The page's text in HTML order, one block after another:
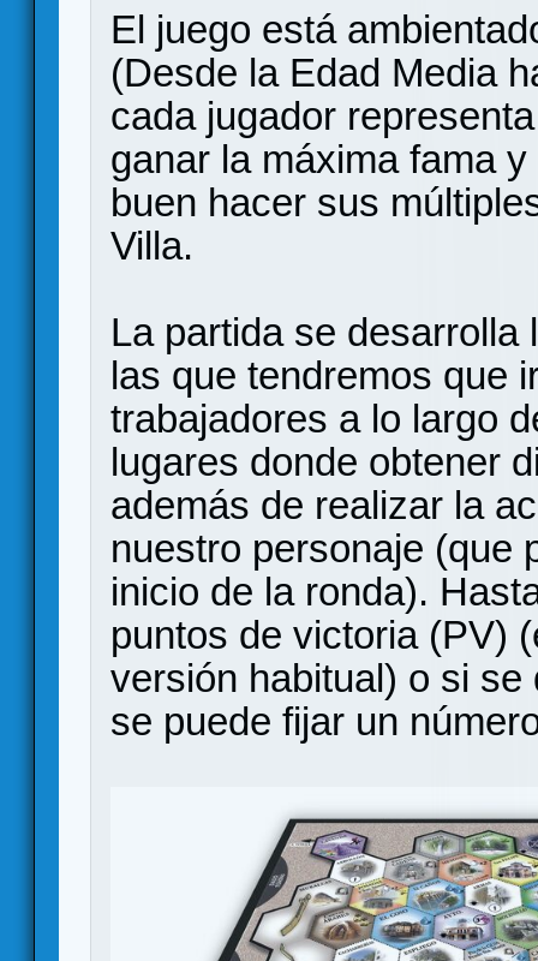
El juego está
(Desde la Edad Media
cada jugador
ganar la máxima fama
buen hacer sus
Villa.
La partida se
las que tendremos que
trabajadores a lo largo
lugares donde obtener
además de realizar la
nuestro personaje (que
inicio de la ronda).
puntos de victoria (PV)
versión habitual) o si
se puede fijar un